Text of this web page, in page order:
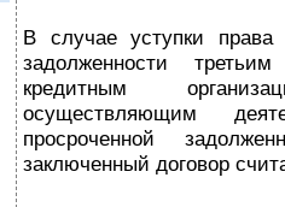
В случае уступки права
задолженности
кредитным
осуществляющим
просроченной
заключенный договор